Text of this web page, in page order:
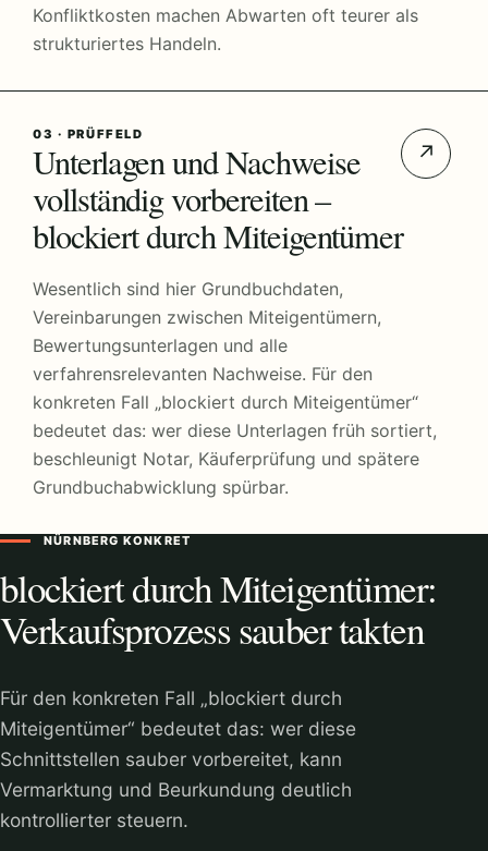
Konfliktkosten machen Abwarten oft teurer als
strukturiertes Handeln.
03 · PRÜFFELD
↗
Unterlagen und Nachweise
vollständig vorbereiten –
blockiert durch Miteigentümer
Wesentlich sind hier Grundbuchdaten,
Vereinbarungen zwischen Miteigentümern,
Bewertungsunterlagen und alle
verfahrensrelevanten Nachweise. Für den
konkreten Fall „blockiert durch Miteigentümer“
bedeutet das: wer diese Unterlagen früh sortiert,
beschleunigt Notar, Käuferprüfung und spätere
Grundbuchabwicklung spürbar.
NÜRNBERG KONKRET
blockiert durch Miteigentümer:
Verkaufsprozess sauber takten
Für den konkreten Fall „blockiert durch
Miteigentümer“ bedeutet das: wer diese
Schnittstellen sauber vorbereitet, kann
Vermarktung und Beurkundung deutlich
kontrollierter steuern.